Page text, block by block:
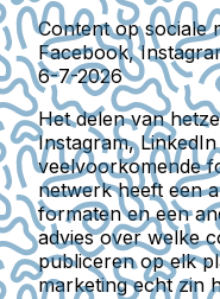
Content op sociale
Facebook,
6-7-2026
Het delen van
Instagram,
veelvoorkomende
netwerk heeft een
formaten en een
advies over welke
publiceren op elk
marketing echt zin